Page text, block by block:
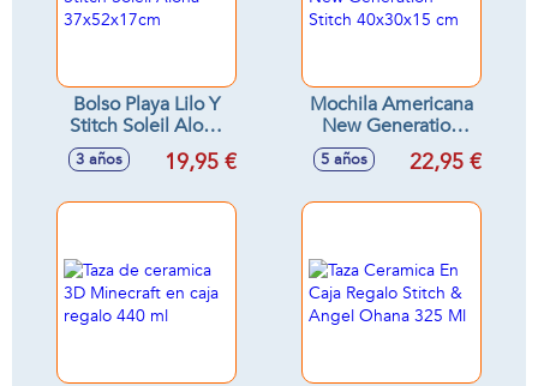
Bolso Playa Lilo Y
Stitch Soleil Aloha
37x52x17cm
3 años 19,95 €
Mochila Americana
New Generation
Stitch 40x30x15 cm
5 años 22,95 €